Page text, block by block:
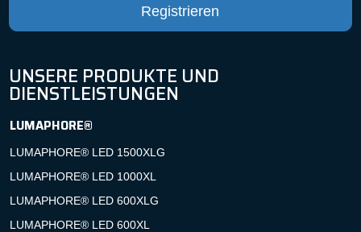
Registrieren
UNSERE PRODUKTE UND
DIENSTLEISTUNGEN
LUMAPHORE®
LUMAPHORE® LED 1500XLG
LUMAPHORE® LED 1000XL
LUMAPHORE® LED 600XLG
LUMAPHORE® LED 600XL